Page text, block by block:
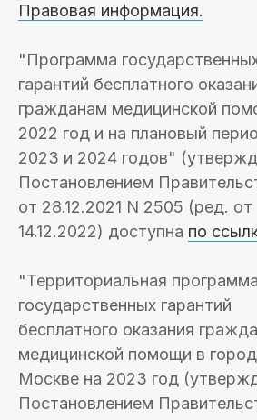
Правовая информация.
"Программа
гарантий бесплатного
гражданам медицинской
2022 год и на плановый
2023 и 2024 годов"
Постановлением
от 28.12.2021 N 2505 (ред. от
14.12.2022) доступна по
"Территориальная программа
государственных гарантий
бесплатного оказания
медицинской помощи в
Москве на 2023 год
Постановлением